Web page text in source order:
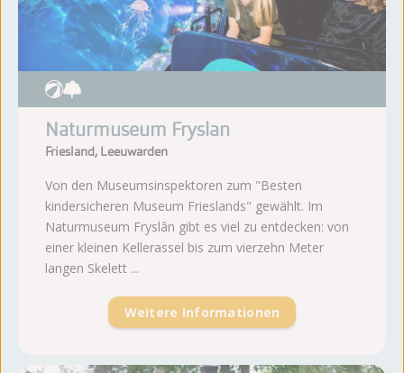
Naturmuseum Fryslan
Friesland, Leeuwarden
Von den Museumsinspektoren zum "Besten
kindersicheren Museum Frieslands" gewählt. Im
Naturmuseum Fryslân gibt es viel zu entdecken: von
einer kleinen Kellerassel bis zum vierzehn Meter
langen Skelett ...
Weitere Informationen